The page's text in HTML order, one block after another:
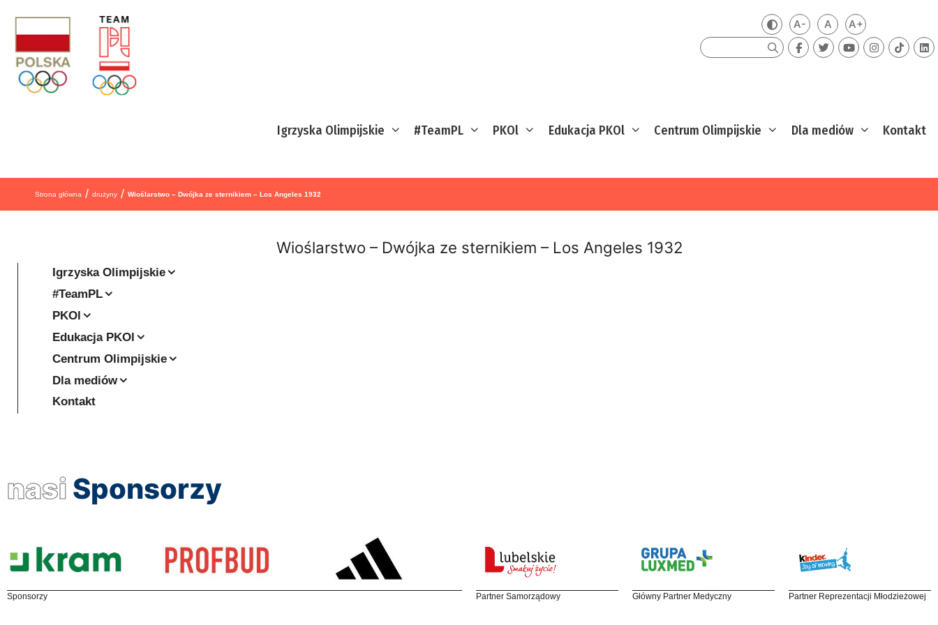
Zmień kontrast
A-Mniejsza czcionka
ADomyślna czcionka
A+Większa
Szukaj
Igrzyska Olimpijskie #TeamPL PKOl Edukacja PKOl Centrum Olimpijskie Dla mediów Kontakt
Strona główna / drużyny / Wioślarstwo – Dwójka ze sternikiem – Los Angeles 1932
Wioślarstwo – Dwójka ze sternikiem – Los Angeles 1932
Igrzyska Olimpijskie
#TeamPL
PKOl
Edukacja PKOl
Centrum Olimpijskie
Dla mediów
Kontakt
nasi Sponsorzy
Sponsorzy Partner Samorządowy Główny Partner Medyczny Partner Reprezentacji Młodzieżowej